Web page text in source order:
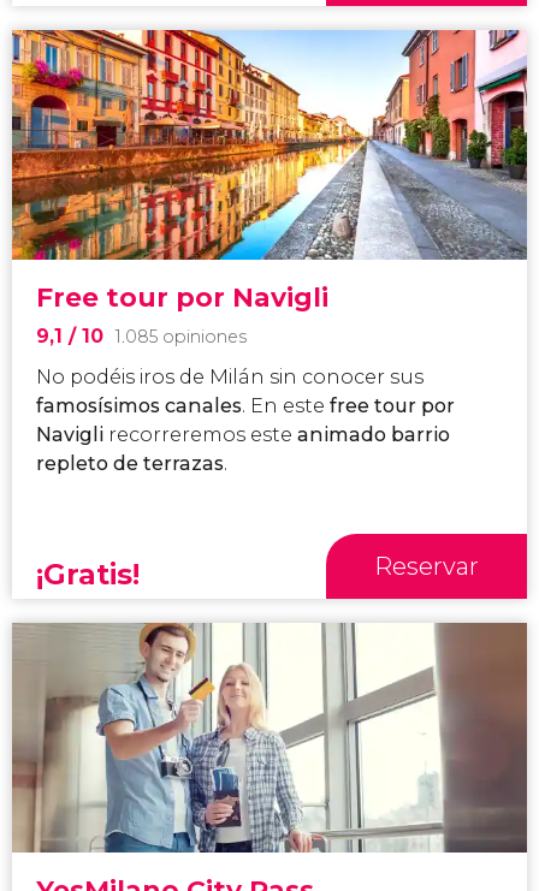
Free tour por Navigli
9,1 / 10 1.085 opiniones
No podéis iros de Milán sin conocer sus
famosísimos canales. En este free tour por
Navigli recorreremos este animado barrio
repleto de terrazas.
¡Gratis! Reservar